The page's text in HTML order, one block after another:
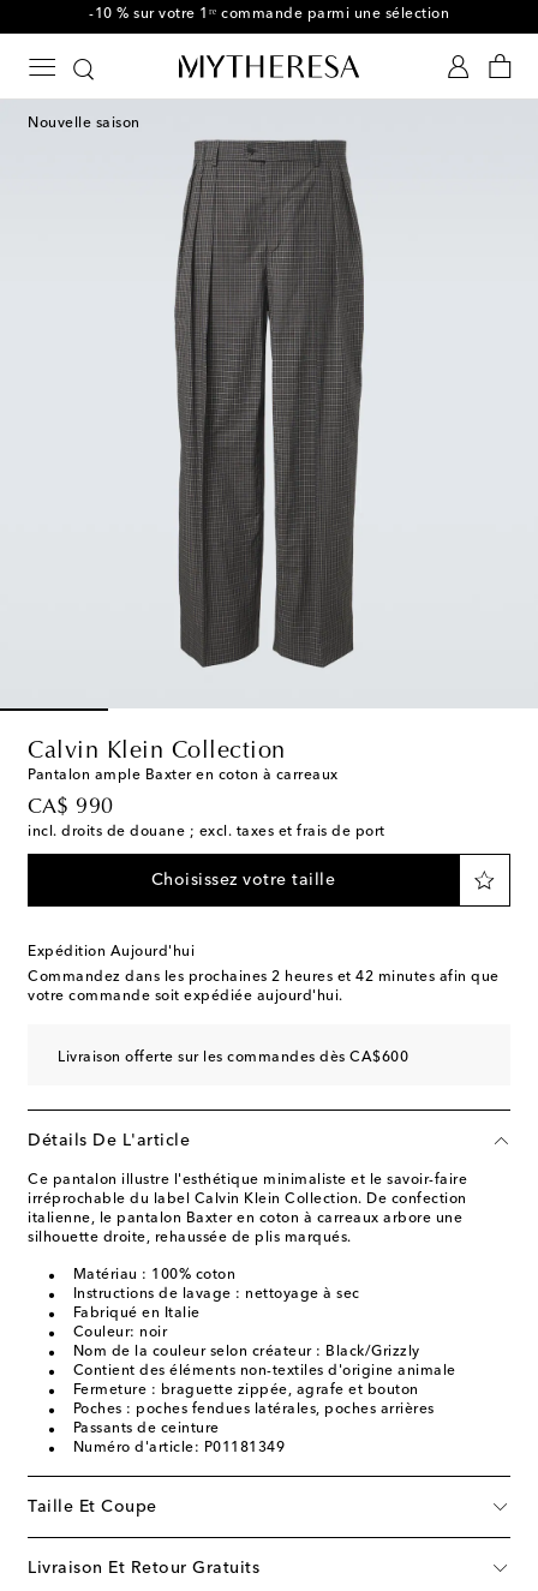
-10 % sur votre 1ʳᵉ commande parmi une sélection
Nouvelle saison
Calvin Klein Collection
Pantalon ample Baxter en coton à carreaux
CA$ 990
original price
incl. droits de douane ; excl. taxes et frais de port
Choisissez votre taille
Expédition Aujourd'hui
Commandez dans les prochaines 2 heures et 42 minutes afin que
votre commande soit expédiée aujourd'hui.
Livraison offerte sur les commandes dès CA$600
Détails De L'article
Ce pantalon illustre l'esthétique minimaliste et le savoir-faire
irréprochable du label Calvin Klein Collection. De confection
italienne, le pantalon Baxter en coton à carreaux arbore une
silhouette droite, rehaussée de plis marqués.
Matériau : 100% coton
Instructions de lavage : nettoyage à sec
Fabriqué en Italie
Couleur: noir
Nom de la couleur selon créateur : Black/Grizzly
Contient des éléments non-textiles d'origine animale
Fermeture : braguette zippée, agrafe et bouton
Poches : poches fendues latérales, poches arrières
Passants de ceinture
Numéro d'article: P01181349
Taille Et Coupe
Livraison Et Retour Gratuits